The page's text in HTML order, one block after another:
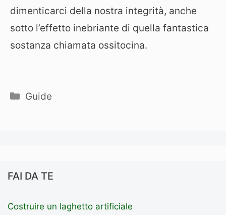
dimenticarci della nostra integrità, anche
sotto l’effetto inebriante di quella fantastica
sostanza chiamata ossitocina.
Categorie
Guide
FAI DA TE
Costruire un laghetto artificiale